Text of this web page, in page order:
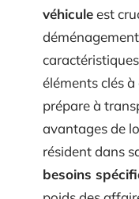
véhiculeest
éléments clés à
prépare à
avantages de
résident dans
besoins